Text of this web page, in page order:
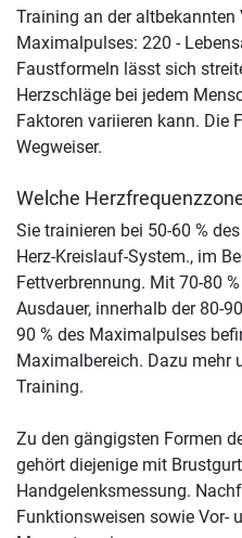
Training an der altbekannten
Maximalpulses: 220 -
Faustformeln lässt sich
Herzschläge bei jedem
Faktoren variieren kann. Die
Wegweiser.
Welche
Sie trainieren bei 50-60 %
Herz-Kreislauf-System., im
Fettverbrennung. Mit 70-80
Ausdauer, innerhalb der 80-
90 % des Maximalpulses
Maximalbereich. Dazu mehr
Training.
Zu den gängigsten Formen
gehört diejenige mit
Handgelenksmessung.
Funktionsweisen sowie Vor-